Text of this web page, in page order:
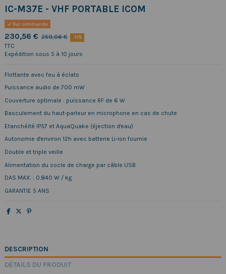
IC-M37E - VHF PORTABLE ICOM
Sur commande
230,56 € 259,06 € -11%
TTC
Expédition sous 5 à 10 jours
Flottante avec feu à éclats
Puissance audio de 700 mW
Couverture optimale : puissance RF de 6 W
Basculement du haut-parleur en microphone en cas de chute
Etanchéité IP57 et AquaQuake (éjection d'eau)
Autonomie d'environ 12h avec batterie Li-ion fournie
Double et triple veille
Alimentation du socle de charge par câble USB
DAS MAX. : 0.840 W / kg
GARANTIE 5 ANS
DESCRIPTION
DÉTAILS DU PRODUIT